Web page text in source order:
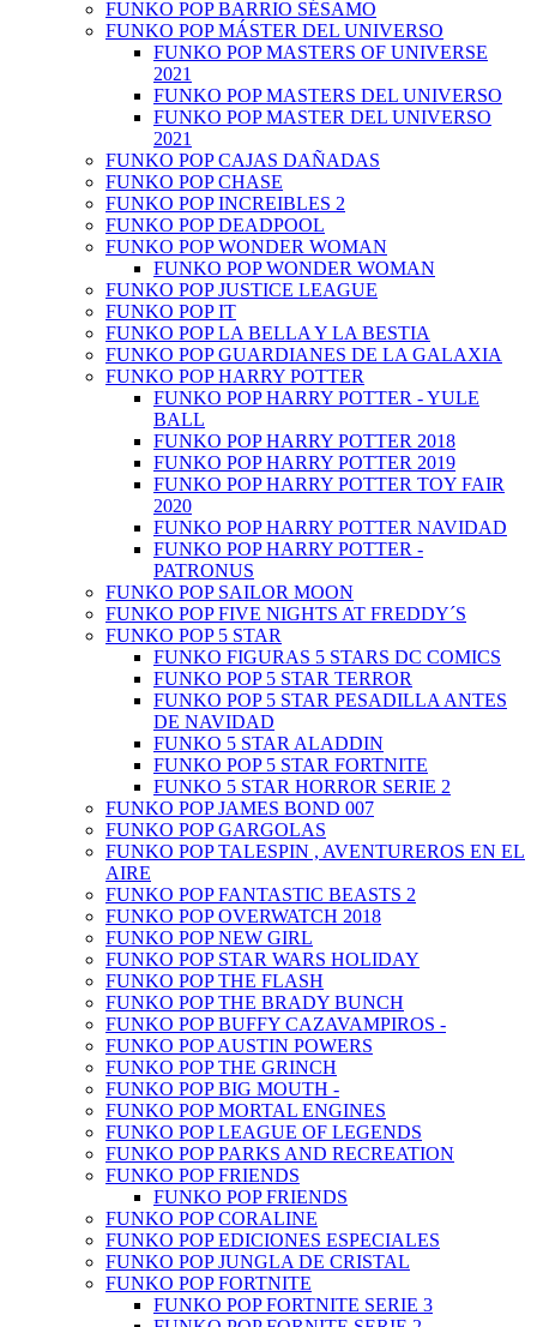
FUNKO POP BARRIO SÉSAMO
FUNKO POP MÁSTER DEL UNIVERSO
FUNKO POP MASTERS OF UNIVERSE
2021
FUNKO POP MASTERS DEL UNIVERSO
FUNKO POP MASTER DEL UNIVERSO
2021
FUNKO POP CAJAS DAÑADAS
FUNKO POP CHASE
FUNKO POP INCREIBLES 2
FUNKO POP DEADPOOL
FUNKO POP WONDER WOMAN
FUNKO POP WONDER WOMAN
FUNKO POP JUSTICE LEAGUE
FUNKO POP IT
FUNKO POP LA BELLA Y LA BESTIA
FUNKO POP GUARDIANES DE LA GALAXIA
FUNKO POP HARRY POTTER
FUNKO POP HARRY POTTER - YULE
BALL
FUNKO POP HARRY POTTER 2018
FUNKO POP HARRY POTTER 2019
FUNKO POP HARRY POTTER TOY FAIR
2020
FUNKO POP HARRY POTTER NAVIDAD
FUNKO POP HARRY POTTER -
PATRONUS
FUNKO POP SAILOR MOON
FUNKO POP FIVE NIGHTS AT FREDDY´S
FUNKO POP 5 STAR
FUNKO FIGURAS 5 STARS DC COMICS
FUNKO POP 5 STAR TERROR
FUNKO POP 5 STAR PESADILLA ANTES
DE NAVIDAD
FUNKO 5 STAR ALADDIN
FUNKO POP 5 STAR FORTNITE
FUNKO 5 STAR HORROR SERIE 2
FUNKO POP JAMES BOND 007
FUNKO POP GARGOLAS
FUNKO POP TALESPIN , AVENTUREROS EN EL
AIRE
FUNKO POP FANTASTIC BEASTS 2
FUNKO POP OVERWATCH 2018
FUNKO POP NEW GIRL
FUNKO POP STAR WARS HOLIDAY
FUNKO POP THE FLASH
FUNKO POP THE BRADY BUNCH
FUNKO POP BUFFY CAZAVAMPIROS -
FUNKO POP AUSTIN POWERS
FUNKO POP THE GRINCH
FUNKO POP BIG MOUTH -
FUNKO POP MORTAL ENGINES
FUNKO POP LEAGUE OF LEGENDS
FUNKO POP PARKS AND RECREATION
FUNKO POP FRIENDS
FUNKO POP FRIENDS
FUNKO POP CORALINE
FUNKO POP EDICIONES ESPECIALES
FUNKO POP JUNGLA DE CRISTAL
FUNKO POP FORTNITE
FUNKO POP FORTNITE SERIE 3